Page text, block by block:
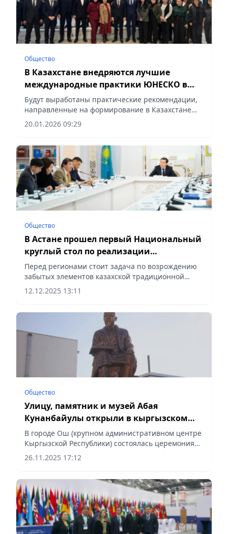
Общество
В Казахстане внедряются лучшие
международные практики ЮНЕСКО в
сфере искусственного интеллекта
Будут выработаны практические рекомендации,
направленные на формирование в Казахстане
человекоцентричной экосистемы ИИ, сообщает
Vecher.kz.
20.01.2026 09:29
Общество
В Астане прошел первый Национальный
круглый стол по реализации
технического гранта ЮНЕСКО
Перед регионами стоит задача по возрождению
забытых элементов казахской традиционной
культуры и внедрению современных методов их
популяризации, сообщает Vecher.kz.
12.12.2025 13:11
Общество
Улицу, памятник и музей Абая
Кунанбайулы открыли в кыргызском
городе Ош
В городе Ош (крупном административном центре
Кыргызской Республики) состоялась церемония
открытия улицы, памятника и музея,
посвященных Абаю Кунанбайулы.
26.11.2025 17:12